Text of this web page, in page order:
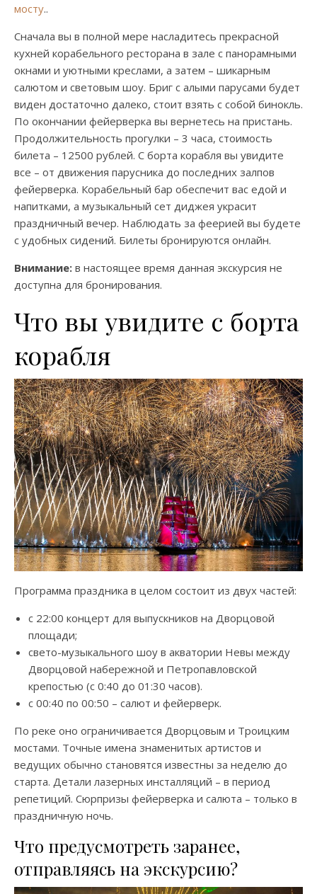
мосту..
Сначала вы в полной мере насладитесь прекрасной
кухней корабельного ресторана в зале с панорамными
окнами и уютными креслами, а затем – шикарным
салютом и световым шоу. Бриг с алыми парусами будет
виден достаточно далеко, стоит взять с собой бинокль.
По окончании фейерверка вы вернетесь на пристань.
Продолжительность прогулки – 3 часа, стоимость
билета – 12500 рублей. С борта корабля вы увидите
все – от движения парусника до последних залпов
фейерверка. Корабельный бар обеспечит вас едой и
напитками, а музыкальный сет диджея украсит
праздничный вечер. Наблюдать за феерией вы будете
с удобных сидений. Билеты бронируются онлайн.
Внимание: в настоящее время данная экскурсия не
доступна для бронирования.
Что вы увидите с борта
корабля
Программа праздника в целом состоит из двух частей:
с 22:00 концерт для выпускников на Дворцовой
площади;
свето-музыкального шоу в акватории Невы между
Дворцовой набережной и Петропавловской
крепостью (с 0:40 до 01:30 часов).
с 00:40 по 00:50 – салют и фейерверк.
По реке оно ограничивается Дворцовым и Троицким
мостами. Точные имена знаменитых артистов и
ведущих обычно становятся известны за неделю до
старта. Детали лазерных инсталляций – в период
репетиций. Сюрпризы фейерверка и салюта – только в
праздничную ночь.
Что предусмотреть заранее,
отправляясь на экскурсию?